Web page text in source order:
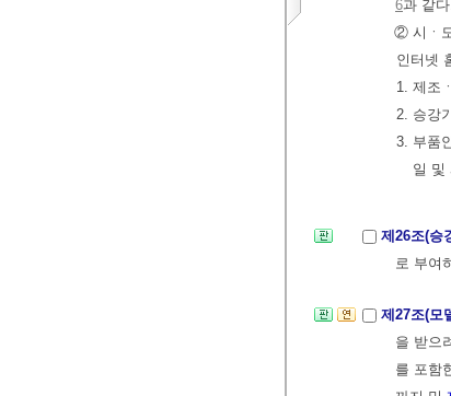
6과 같
② 시ㆍ
인터넷
1. 제조
2. 승강
3. 부품
일 및
제26조(승
로 부여
제27조(모
을 받으
를 포함